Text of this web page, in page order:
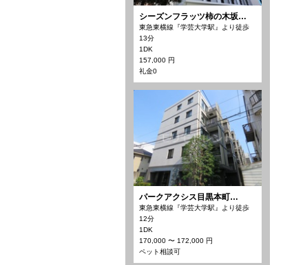
シーズンフラッツ柿の木坂…
東急東横線『学芸大学駅』より徒歩
13分
1DK
157,000 円
礼金0
パークアクシス目黒本町…
東急東横線『学芸大学駅』より徒歩
12分
1DK
170,000 〜 172,000 円
ペット相談可